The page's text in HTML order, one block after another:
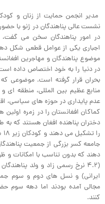
مدیر انجمن حمایت از زنان و
نشست عالی پناهندگان در ژنو با
در امور پناهندگان سخن می
اجباری یکی از عوامل قطعی شکل
موضوع پناهندگان و مهاجرین
در دنیا را به خود اختصاص داده
بحران قرار گرفته است. موضوعی
منابع عظیم بین المللی، منطقه
عدم پایداری در حوزه های سیاسی،
کماکان افغانستان را در زمره
جامعه کسر بزرگی از جمعیت
دهند که بدون تناسب با امکانات
ایرانی) و نسل های دوم و سوم
مجالی آمده بودند اما دهه سوم
کنند.